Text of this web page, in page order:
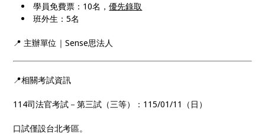
學員免費票：10名，優先錄取
班外生：5名
📍 主辦單位｜Sense思法人
📍相關考試資訊
114司法官考試－第三試（三等）：115/01/11（日）
口試僅設台北考區。